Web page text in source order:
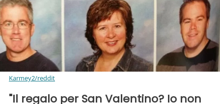
Karmey2/reddit
"Il regalo per San Valentino? Io non